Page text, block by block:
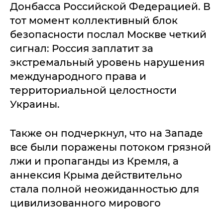
Донбасса Российской Федерацией. В
тот момент коллективный блок
безопасности послал Москве четкий
сигнал: Россия заплатит за
экстремальный уровень нарушения
международного права и
территориальной целостности
Украины.
Также он подчеркнул, что на Западе
все были поражены потоком грязной
лжи и пропаганды из Кремля, а
аннексия Крыма действительно
стала полной неожиданностью для
цивилизованного мирового